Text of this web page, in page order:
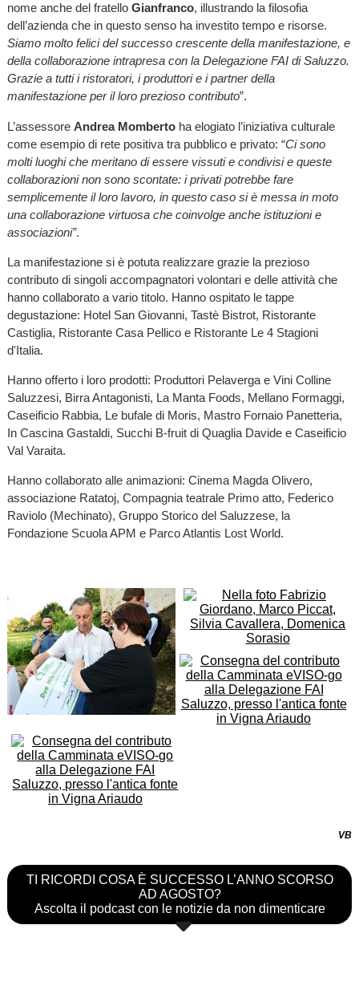
nome anche del fratello Gianfranco, illustrando la filosofia
dell’azienda che in questo senso ha investito tempo e risorse.
Siamo molto felici del successo crescente della manifestazione, e
della collaborazione intrapresa con la Delegazione FAI di Saluzzo.
Grazie a tutti i ristoratori, i produttori e i partner della
manifestazione per il loro prezioso contributo”.
L’assessore Andrea Mombertoha elogiato l’iniziativa culturale
come esempio di rete positiva tra pubblico e privato: “Ci sono
molti luoghi che meritano di essere vissuti e condivisi e queste
collaborazioni non sono scontate: i privati potrebbe fare
semplicemente il loro lavoro, in questo caso si è messa in moto
una collaborazione virtuosa che coinvolge anche istituzioni e
associazioni”.
La manifestazione si è potuta realizzare grazie la prezioso
contributo di singoli accompagnatori volontari e delle attività che
hanno collaborato a vario titolo. Hanno ospitato le tappe
degustazione: Hotel San Giovanni, Tastè Bistrot, Ristorante
Castiglia, Ristorante Casa Pellico e Ristorante Le 4 Stagioni
d'Italia.
Hanno offerto i loro prodotti: Produttori Pelaverga e Vini Colline
Saluzzesi, Birra Antagonisti, La Manta Foods, Mellano Formaggi,
Caseificio Rabbia, Le bufale di Moris, Mastro Fornaio Panetteria,
In Cascina Gastaldi, Succhi B-fruit di Quaglia Davide e Caseificio
Val Varaita.
Hanno collaborato alle animazioni: Cinema Magda Olivero,
associazione Ratatoj, Compagnia teatrale Primo atto, Federico
Raviolo (Mechinato), Gruppo Storico del Saluzzese, la
Fondazione Scuola APM e Parco Atlantis Lost World.
VB
TI RICORDI COSA È SUCCESSO L’ANNO SCORSO
AD AGOSTO?
Ascolta il podcast con le notizie da non dimenticare